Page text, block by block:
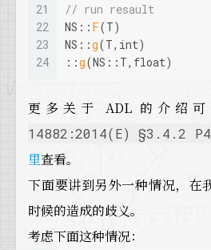
21
22
23
24
// run resault
NS:: F(T)
NS::g(T, int)
::g(NS::T, float)
更多关于 ADL 的介绍
14882:2014(E) §3.4.2
里查看。
下面要讲到另外一种情况，在
时候的造成的歧义。
考虑下面这种情况：